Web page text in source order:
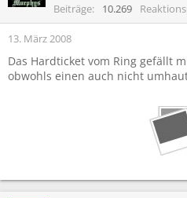
Beiträge
10.269
13. März 2008
Das Hardticket vom Ring gefällt
obwohls einen auch nicht